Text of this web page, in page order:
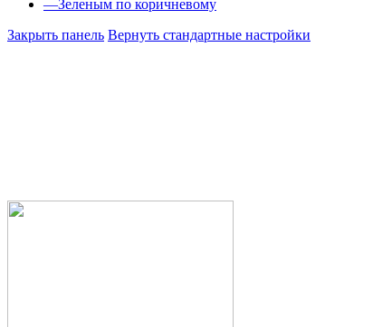
—Зеленым по коричневому
Закрыть панель Вернуть стандартные настройки